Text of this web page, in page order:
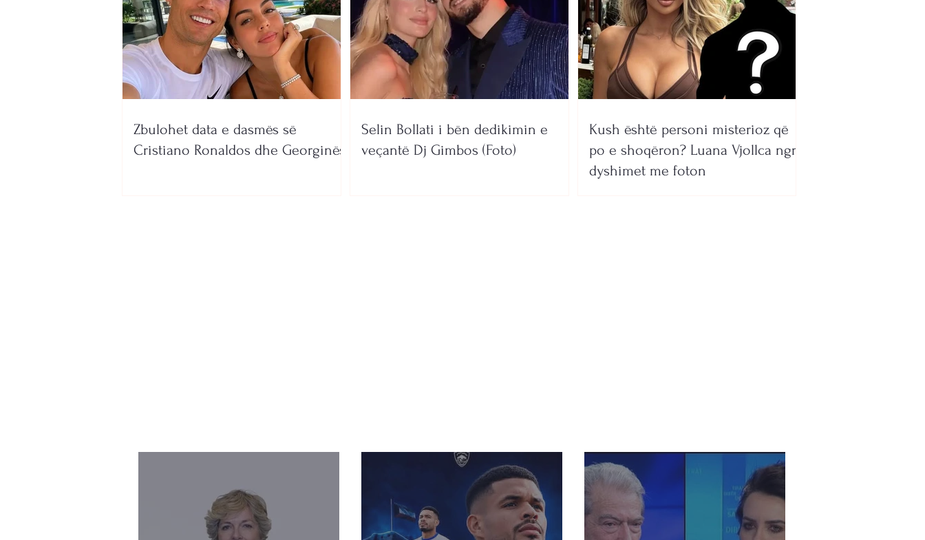
Zbulohet data e dasmës së
Cristiano Ronaldos dhe Georginës
Selin Bollati i bën dedikimin e
veçantë Dj Gimbos (Foto)
Kush është personi misterioz që
po e shoqëron? Luana Vjollca ngre
dyshimet me foton